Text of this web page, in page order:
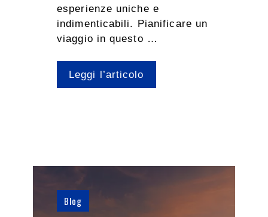
esperienze uniche e
indimenticabili. Pianificare un
viaggio in questo …
Leggi l’articolo
Blog